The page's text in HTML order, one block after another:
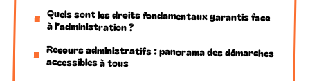
Quels sont les droits fondamentaux garantis face
à l’administration ?
Recours administratifs : panorama des démarches
accessibles à tous